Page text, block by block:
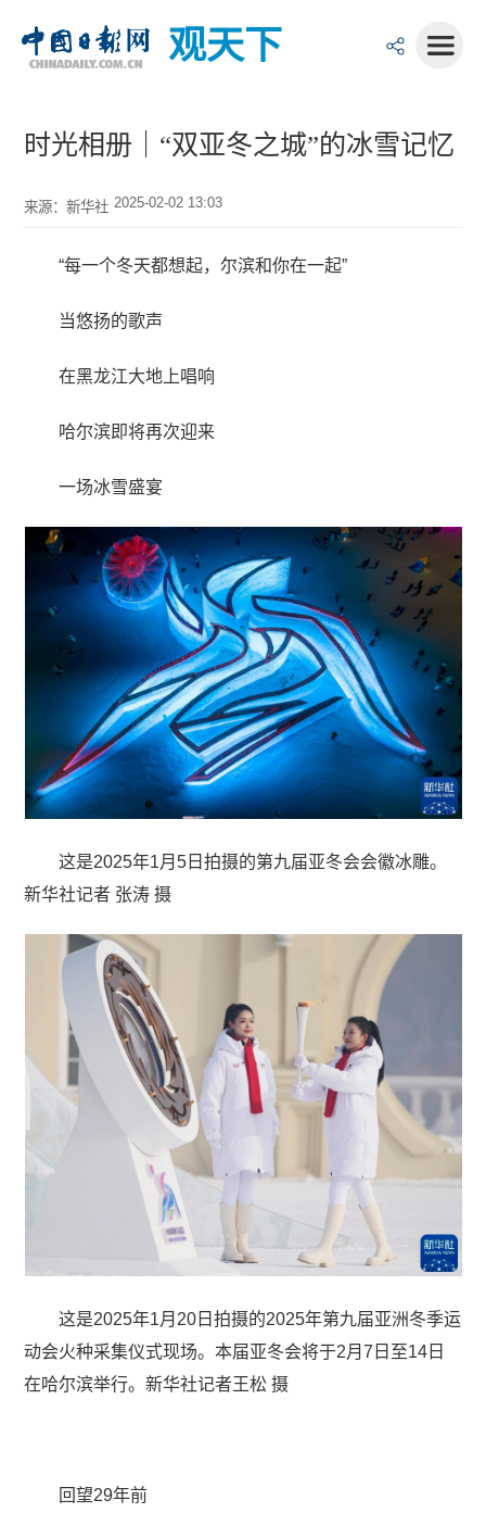
观天下
时光相册｜“双亚冬之城”的冰雪记忆
来源：新华社 2025-02-02 13:03
“每一个冬天都想起，尔滨和你在一起”
当悠扬的歌声
在黑龙江大地上唱响
哈尔滨即将再次迎来
一场冰雪盛宴
这是2025年1月5日拍摄的第九届亚冬会会徽冰雕。
新华社记者 张涛 摄
这是2025年1月20日拍摄的2025年第九届亚洲冬季运
动会火种采集仪式现场。本届亚冬会将于2月7日至14日
在哈尔滨举行。新华社记者王松 摄
回望29年前